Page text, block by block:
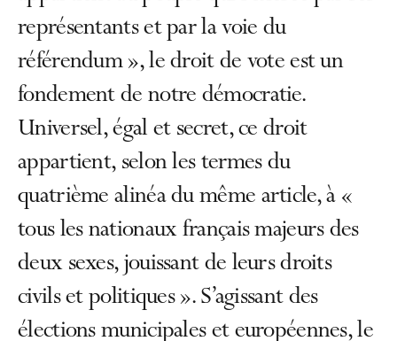
représentants et par la voie du
référendum », le droit de vote est un
fondement de notre démocratie.
Universel, égal et secret, ce droit
appartient, selon les termes du
quatrième alinéa du même article, à «
tous les nationaux français majeurs des
deux sexes, jouissant de leurs droits
civils et politiques ». S’agissant des
élections municipales et européennes, le